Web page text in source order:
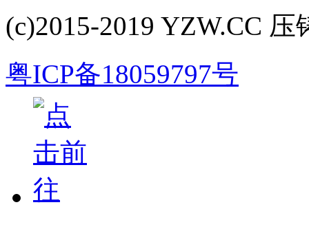
(c)2015-2019 YZW.CC 压
粤ICP备18059797号